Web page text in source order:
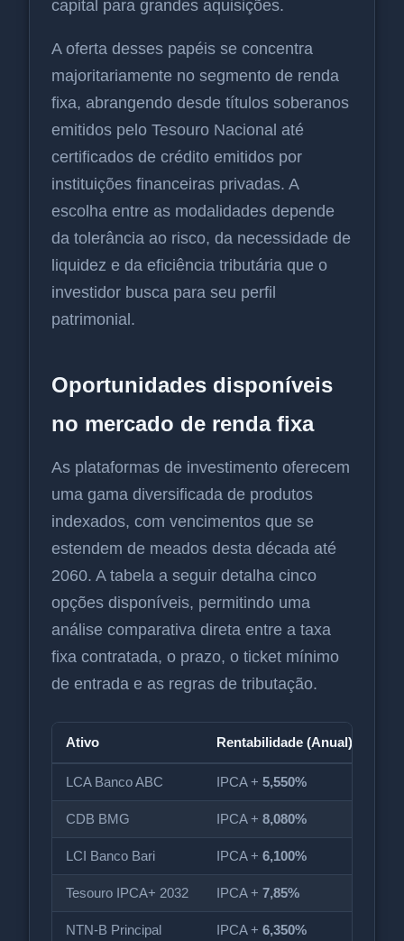
capital para grandes aquisições.
A oferta desses papéis se concentra
majoritariamente no segmento de renda
fixa, abrangendo desde títulos soberanos
emitidos pelo Tesouro Nacional até
certificados de crédito emitidos por
instituições financeiras privadas. A
escolha entre as modalidades depende
da tolerância ao risco, da necessidade de
liquidez e da eficiência tributária que o
investidor busca para seu perfil
patrimonial.
Oportunidades disponíveis
no mercado de renda fixa
As plataformas de investimento oferecem
uma gama diversificada de produtos
indexados, com vencimentos que se
estendem de meados desta década até
2060. A tabela a seguir detalha cinco
opções disponíveis, permitindo uma
análise comparativa direta entre a taxa
fixa contratada, o prazo, o ticket mínimo
de entrada e as regras de tributação.
Ativo Rentabilidade (Anual)
LCA Banco ABC IPCA +5,550%
CDB BMG IPCA +8,080%
LCI Banco Bari IPCA +6,100%
Tesouro IPCA+ 2032 IPCA +7,85%
NTN-B Principal IPCA +6,350%